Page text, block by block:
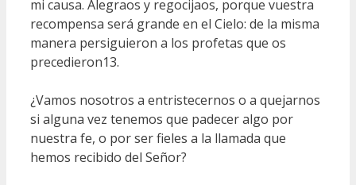
mi causa. Alegraos y regocijaos, porque vuestra
recompensa será grande en el Cielo: de la misma
manera persiguieron a los profetas que os
precedieron13.
¿Vamos nosotros a entristecernos o a quejarnos
si alguna vez tenemos que padecer algo por
nuestra fe, o por ser fieles a la llamada que
hemos recibido del Señor?